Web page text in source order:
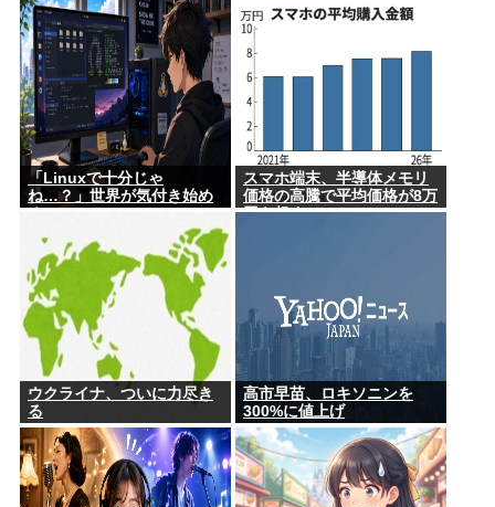
「Linuxで十分じゃ
ね…？」世界が気付き始め
スマホ端末、半導体メモリ
価格の高騰で平均価格が8万
円を超す
ウクライナ、ついに力尽き
る
高市早苗、ロキソニンを
300%に値上げ